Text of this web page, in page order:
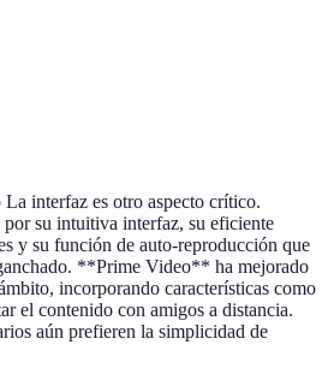
interfaz es otro aspecto crítico.
su intuitiva interfaz, su eficiente
y su función de auto-reproducción que
**Prime Video** ha mejorado
incorporando características como
el contenido con amigos a distancia.
aún prefieren la simplicidad de